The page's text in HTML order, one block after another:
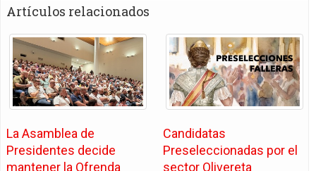
Artículos relacionados
La Asamblea de
Presidentes decide
mantener la Ofrenda
Candidatas
Preseleccionadas por el
sector Olivereta